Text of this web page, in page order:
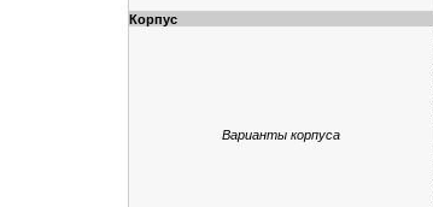
Корпус
Варианты корпуса